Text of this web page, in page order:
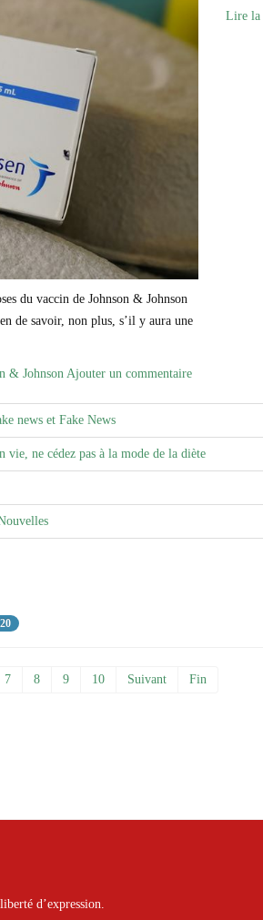
du vaccin de Johnson & Johnson
de savoir, non plus, s’il y aura une
& Johnson Ajouter un commentaire
Lire la
news et Fake News
ne cédez pas à la mode de la diète
7 8 9 10 Suivant Fin
d’expression.